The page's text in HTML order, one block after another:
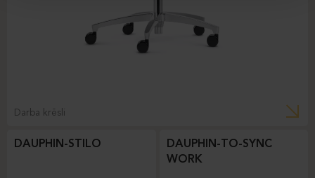
Darba krēsli
DAUPHIN-STILO
DAUPHIN-TO-SYNC
WORK